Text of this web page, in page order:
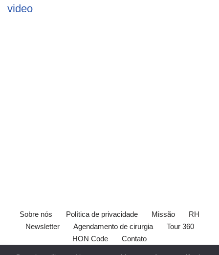
video
Sobre nós Política de privacidade Missão
RH
Newsletter
Agendamento de cirurgia
Tour 360
HON Code
Contato